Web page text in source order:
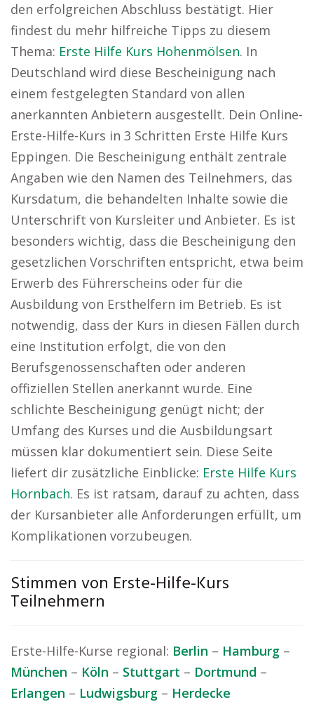
den erfolgreichen Abschluss bestätigt. Hier
findest du mehr hilfreiche Tipps zu diesem
Thema: Erste Hilfe Kurs Hohenmölsen. In
Deutschland wird diese Bescheinigung nach
einem festgelegten Standard von allen
anerkannten Anbietern ausgestellt. Dein Online-
Erste-Hilfe-Kurs in 3 Schritten Erste Hilfe Kurs
Eppingen. Die Bescheinigung enthält zentrale
Angaben wie den Namen des Teilnehmers, das
Kursdatum, die behandelten Inhalte sowie die
Unterschrift von Kursleiter und Anbieter. Es ist
besonders wichtig, dass die Bescheinigung den
gesetzlichen Vorschriften entspricht, etwa beim
Erwerb des Führerscheins oder für die
Ausbildung von Ersthelfern im Betrieb. Es ist
notwendig, dass der Kurs in diesen Fällen durch
eine Institution erfolgt, die von den
Berufsgenossenschaften oder anderen
offiziellen Stellen anerkannt wurde. Eine
schlichte Bescheinigung genügt nicht; der
Umfang des Kurses und die Ausbildungsart
müssen klar dokumentiert sein. Diese Seite
liefert dir zusätzliche Einblicke: Erste Hilfe Kurs
Hornbach. Es ist ratsam, darauf zu achten, dass
der Kursanbieter alle Anforderungen erfüllt, um
Komplikationen vorzubeugen.
Stimmen von Erste-Hilfe-Kurs
Teilnehmern
Erste-Hilfe-Kurse regional: Berlin – Hamburg –
München – Köln – Stuttgart – Dortmund –
Erlangen – Ludwigsburg – Herdecke